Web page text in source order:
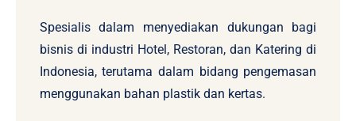
Spesialis dalam menyediakan dukungan bagi
bisnis di industri Hotel, Restoran, dan Katering di
Indonesia, terutama dalam bidang pengemasan
menggunakan bahan plastik dan kertas.